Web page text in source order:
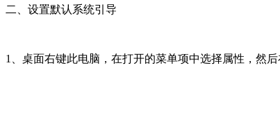
二、设置默认系统引导
1、桌面右键此电脑，在打开的菜单项中选择属性，然